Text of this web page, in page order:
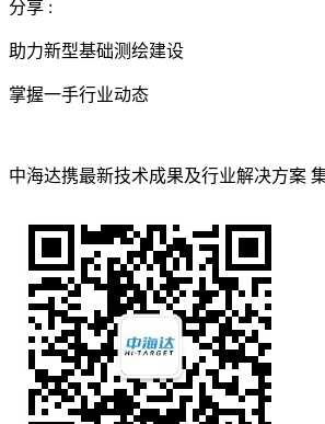
分享 :
助力新型基础测绘建设
掌握一手行业动态
中海达携最新技术成果及行业解决方案